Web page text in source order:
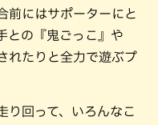
前にはサポーターにと
との『鬼ごっこ』や
れたりと全力で遊ぶプ
り回って、いろんなこ